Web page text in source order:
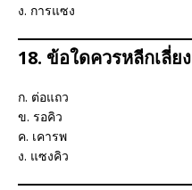
ง. การแซง
18. ข้อใดควรหลีกเลี่ยง
ก. ต่อแถว
ข. รอคิว
ค. เคารพ
ง. แซงคิว